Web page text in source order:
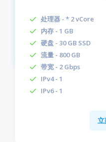
处理器 - * 2 vCore
内存 - 1 GB
硬盘 - 30 GB SSD
流量 - 800 GB
带宽 - 2 Gbps
IPv4 - 1
IPv6 - 1